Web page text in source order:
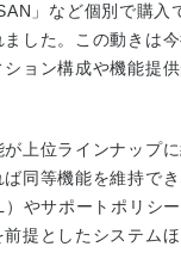
」など個別で購入
した。この動きは
ョン構成や機能提
上位ラインナップ
同等機能を維持で
やサポートポリシ
前提としたシステム